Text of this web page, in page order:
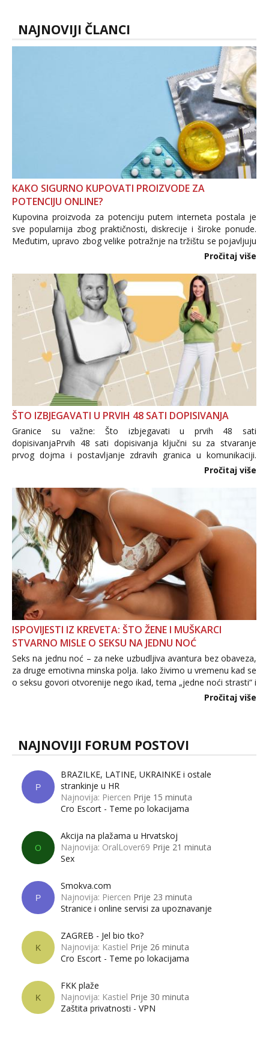
NAJNOVIJI ČLANCI
KAKO SIGURNO KUPOVATI PROIZVODE ZA
POTENCIJU ONLINE?
Kupovina proizvoda za potenciju putem interneta postala je
sve popularnija zbog praktičnosti, diskrecije i široke ponude.
Međutim, upravo zbog velike potražnje na tržištu se pojavljuju
i brojni krivotvoreni proizvodi, nepouzdane internetske
Pročitaj više
ŠTO IZBJEGAVATI U PRVIH 48 SATI DOPISIVANJA
Granice su važne: Što izbjegavati u prvih 48 sati
dopisivanjaPrvih 48 sati dopisivanja ključni su za stvaranje
prvog dojma i postavljanje zdravih granica u komunikaciji.
Važno je izbjeći prebrzo otkrivanje osobnih ili intimnih
informacija, jer nepoznata osoba još nije zaslužila to
povjerenje. Takođe...
Pročitaj više
ISPOVIJESTI IZ KREVETA: ŠTO ŽENE I MUŠKARCI
STVARNO MISLE O SEKSU NA JEDNU NOĆ
Seks na jednu noć – za neke uzbudljiva avantura bez obaveza,
za druge emotivna minska polja. Iako živimo u vremenu kad se
o seksu govori otvorenije nego ikad, tema „jedne noći strasti“ i
dalje izaziva burne rasprave. Što zapravo misle žene, a što
Pročitaj više
NAJNOVIJI FORUM POSTOVI
P
BRAZILKE, LATINE, UKRAINKE i ostale
strankinje u HR
Najnovija: Piercen Prije 15 minuta
Cro Escort - Teme po lokacijama
O
Akcija na plažama u Hrvatskoj
Najnovija: OralLover69 Prije 21 minuta
Sex
P
Smokva.com
Najnovija: Piercen Prije 23 minuta
Stranice i online servisi za upoznavanje
K
ZAGREB - Jel bio tko?
Najnovija: Kastiel Prije 26 minuta
Cro Escort - Teme po lokacijama
K
FKK plaže
Najnovija: Kastiel Prije 30 minuta
Zaštita privatnosti - VPN